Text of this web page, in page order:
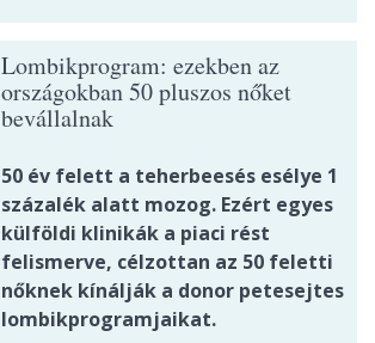
Lombikprogram: ezekben az
országokban 50 pluszos nőket
bevállalnak
50 év felett a teherbeesés esélye 1
százalék alatt mozog. Ezért egyes
külföldi klinikák a piaci rést
felismerve, célzottan az 50 feletti
nőknek kínálják a donor petesejtes
lombikprogramjaikat.